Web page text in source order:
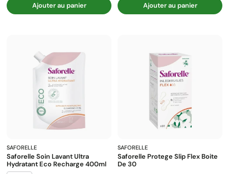
Ajouter au panier Ajouter au panier
SAFORELLE
Saforelle Soin Lavant Ultra
Hydratant Eco Recharge 400ml
SAFORELLE
Saforelle Protege Slip Flex Boite
De 30